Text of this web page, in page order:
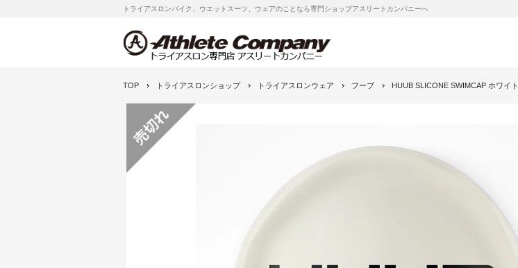
トライアスロンバイク、ウエットスーツ、ウェアのことなら専門ショップアスリートカンパニーへ
TOP トライアスロンショップ トライアスロンウェア フーブ HUUB SLICONE SWIMCAP ホワイト